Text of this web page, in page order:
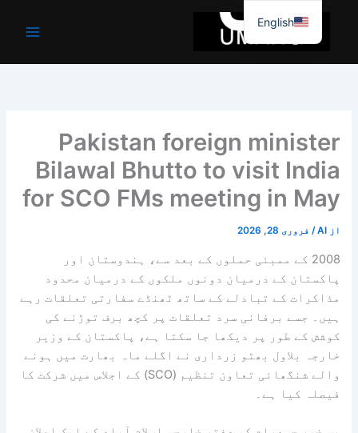
جائیں۔
Pakistan foreign minister
Bilawal Bhutto to visit India
for SCO FMs meeting in May
از AI
/ فروری 28, 2026
2008 کے ممبئی حملوں کے بعد سے، ہندوستان اور
پاکستان کے درمیان دونوں ملکوں کے درمیان محدود
مذاکرات کے تبادلے کے ساتھ ٹھنڈے سفارتی تعلقات رہے
ہیں۔ جسے برفانی سرد تعلقات پر کچھ برف توڑنے کی
کوشش کے طور پر دیکھا جا سکتا ہے، پاکستان کے وزیر
خارجہ بلاول بھٹو زرداری نے اگلے ماہ بھارت میں ہونے
والے شنگھائی تعاون تنظیم (SCO) کے اجلاس میں شرکت کا
فیصلہ کیا ہے۔
English